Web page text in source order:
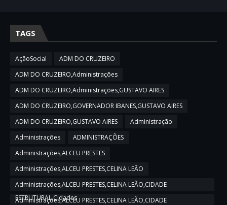
TAGS
AçãoSocial
ADM DO CRUZEIRO
ADM DO CRUZEIRO,Administrações
ADM DO CRUZEIRO,Administrações,GUSTAVO AIRES
ADM DO CRUZEIRO,GOVERNADOR IBANES,GUSTAVO AIRES
ADM DO CRUZEIRO,GUSTAVO AIRES
Administração
Administrações
ADMINISTRAÇÕES
Administrações,ALCEU PRESTES
Administrações,ALCEU PRESTES,CELINA LEÃO
Administrações,ALCEU PRESTES,CELINA LEÃO,CIDADE
ESTRUTURAL,Cidades
Administrações,ALCEU PRESTES,CELINA LEÃO,CIDADE